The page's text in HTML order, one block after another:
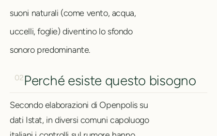
suoni naturali (come vento, acqua,
uccelli, foglie) diventino lo sfondo
sonoro predominante.
02Perché esiste questo bisogno
Secondo elaborazioni di Openpolis su
dati Istat, in diversi comuni capoluogo